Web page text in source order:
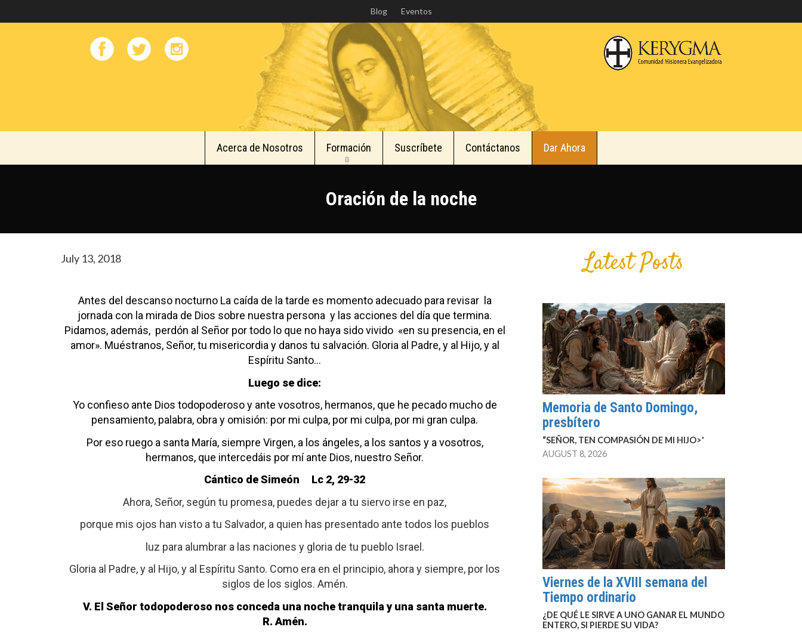
Skip
to
main
content
Blog Eventos
Acerca de Nosotros Formación Suscríbete Contáctanos Dar Ahora
Oración de la noche
July 13, 2018
Antes del descanso nocturno La caída de la tarde es momento adecuado para revisar
la
jornada con la mirada de Dios sobre nuestra persona y las acciones del día que termina.
Pidamos, además, perdón al Señor por todo lo que no haya sido vivido «en su presencia, en el
amor». Muéstranos, Señor, tu misericordia y danos tu salvación. Gloria al Padre, y al Hijo, y al
Espíritu Santo…
Luego se dice:
Yo confieso ante Dios todopoderoso y ante vosotros, hermanos, que he pecado mucho de
pensamiento, palabra, obra y omisión: por mi culpa, por mi culpa, por mi gran culpa.
Por eso ruego a santa María, siempre Virgen, a los ángeles, a los santos y a vosotros,
hermanos, que intercedáis por mí ante Dios, nuestro Señor.
Cántico de Simeón Lc 2, 29-32
Ahora, Señor, según tu promesa, puedes dejar a tu siervo irse en paz,
porque mis ojos han visto a tu Salvador, a quien has presentado ante todos los pueblos
luz para alumbrar a las naciones y gloria de tu pueblo Israel.
Gloria al Padre, y al Hijo, y al Espíritu Santo. Como era en el principio, ahora y siempre, por los
siglos de los siglos. Amén.
V. El Señor todopoderoso nos conceda una noche tranquila y una santa muerte.
R. Amén.
Latest Posts
Memoria de Santo Domingo,
presbítero
“SEÑOR, TEN COMPASIÓN DE MI HIJO>'
AUGUST 8, 2026
Viernes de la XVIII semana del
Tiempo ordinario
¿DE QUÉ LE SIRVE A UNO GANAR EL MUNDO
ENTERO, SI PIERDE SU VIDA?